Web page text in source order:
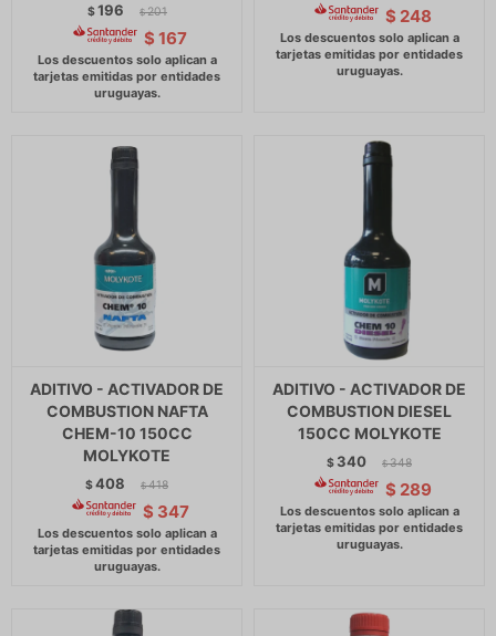
$196 $ 201
$ 167
$ 248
ADITIVO - ACTIVADOR DE
COMBUSTION NAFTA
CHEM-10 150CC
MOLYKOTE
$408 $ 418
$ 347
ADITIVO - ACTIVADOR DE
COMBUSTION DIESEL
150CC MOLYKOTE
$ 340 $ 348
$ 289